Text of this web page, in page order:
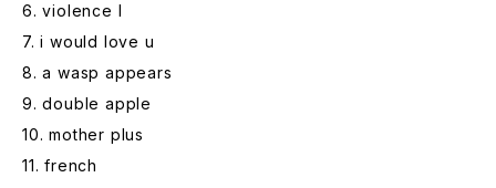
6. violence I
7. i would love u
8. a wasp appears
9. double apple
10. mother plus
11. french